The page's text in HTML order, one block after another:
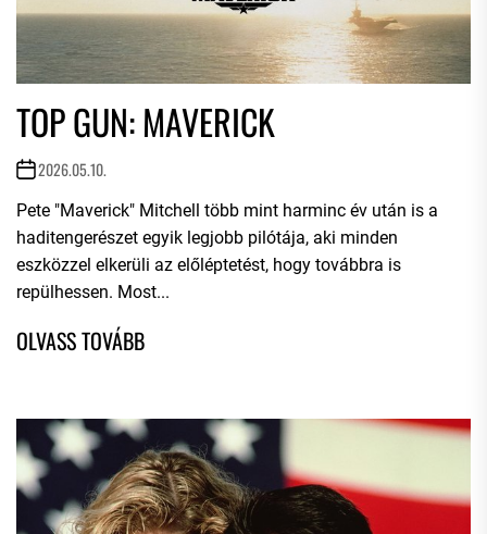
TOP GUN: MAVERICK
2026.05.10.
Pete "Maverick" Mitchell több mint harminc év után is a
haditengerészet egyik legjobb pilótája, aki minden
eszközzel elkerüli az előléptetést, hogy továbbra is
repülhessen. Most...